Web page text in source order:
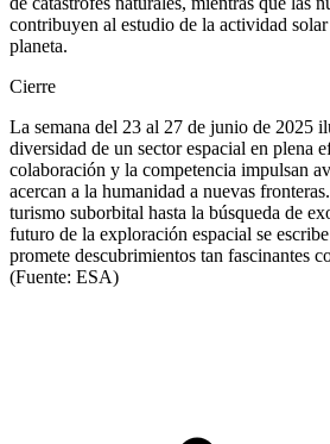
contribuyen al estudio de la actividad
planeta.
Cierre
La semana del 23 al 27 de junio de 2025
diversidad de un sector espacial en plena
colaboración y la competencia impulsan
acercan a la humanidad a nuevas
turismo suborbital hasta la búsqueda de
futuro de la exploración espacial se
promete descubrimientos tan fascinantes
(Fuente: ESA)